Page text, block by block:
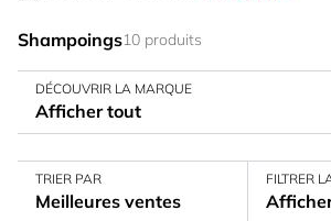
Shampoings10 produits
DÉCOUVRIR LA MARQUE
Afficher tout
TRIER PAR
Meilleures ventes
FILTRER